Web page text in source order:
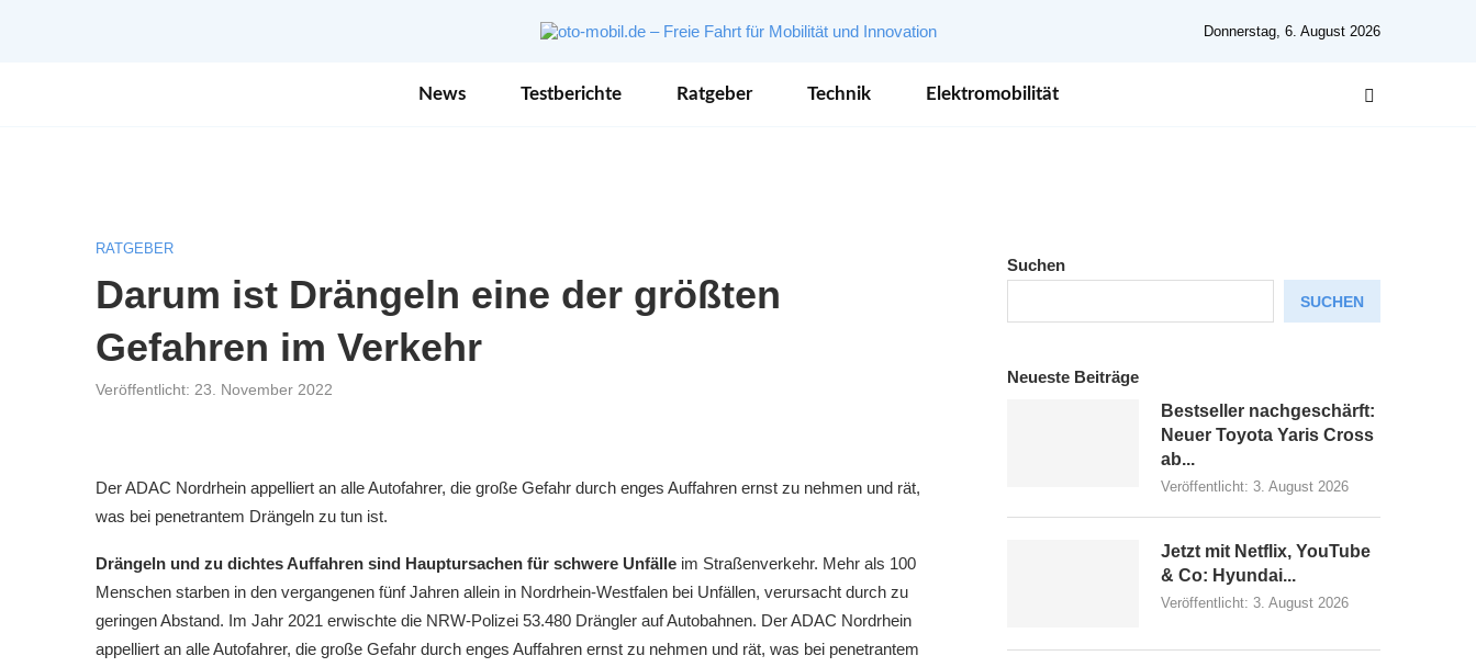
Donnerstag, 6. August 2026
News Testberichte Ratgeber Technik Elektromobilität
RATGEBER
Darum ist Drängeln eine der größten
Gefahren im Verkehr
Veröffentlicht: 23. November 2022
Der ADAC Nordrhein appelliert an alle Autofahrer, die große Gefahr durch enges Auffahren ernst zu nehmen und rät,
was bei penetrantem Drängeln zu tun ist.
Drängeln und zu dichtes Auffahren sind Hauptursachen für schwere Unfälle im Straßenverkehr. Mehr als 100
Menschen starben in den vergangenen fünf Jahren allein in Nordrhein-Westfalen bei Unfällen, verursacht durch zu
geringen Abstand. Im Jahr 2021 erwischte die NRW-Polizei 53.480 Drängler auf Autobahnen. Der ADAC Nordrhein
appelliert an alle Autofahrer, die große Gefahr durch enges Auffahren ernst zu nehmen und rät, was bei penetrantem
Suchen
SUCHEN
Neueste Beiträge
Bestseller nachgeschärft:
Neuer Toyota Yaris Cross
ab...
Veröffentlicht: 3. August 2026
Jetzt mit Netflix, YouTube
& Co: Hyundai...
Veröffentlicht: 3. August 2026